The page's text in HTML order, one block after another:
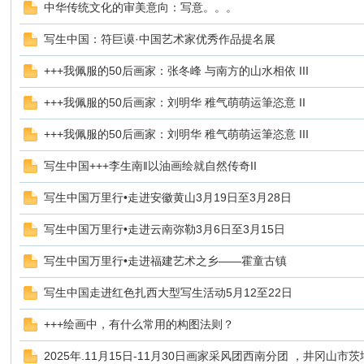
中华传统文化的审美意向：写意。。。
写生中国：符巨谟·中国艺术家优秀作品提名展
+++我佩服的50后画家：张冬峰 与南方的山水相依 III
+++我佩服的50后画家：刘明华 稚气萌萌运筆恣意 II
+++我佩服的50后画家：刘明华 稚气萌萌运筆恣意 III
写生中国+++李生南‖以油画绘就自然传奇II
写生中国万里行•走进安徽黄山3月19日至3月28日
写生中国万里行•走进云南弥勒3月6日至3月15日
写生中国万里行•走进福建艺术之乡——霍童古镇
写生中国走进红色扎西大型写生活动5月12至22日
+++绘画中，有什么常用的构图法则？
2025年.11月15日-11月30日画家采风团西南分团 ，井冈山市茨